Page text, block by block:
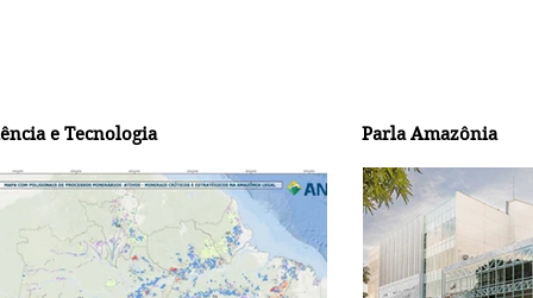
e Tecnologia Parla Amazônia